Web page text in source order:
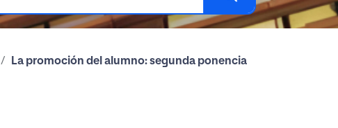
La promoción del alumno: segunda ponencia